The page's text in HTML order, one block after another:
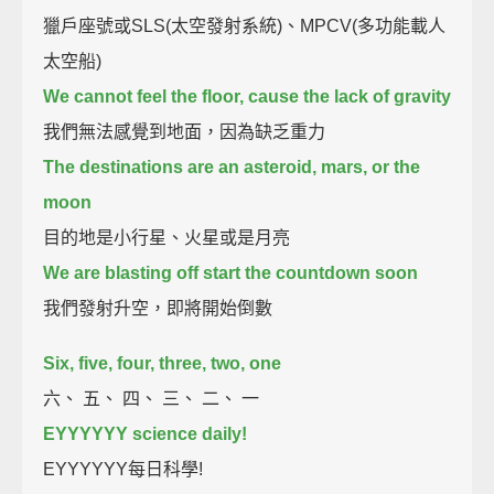
獵戶座號或SLS(太空發射系統)、MPCV(多功能載人
太空船)
We cannot feel the floor, cause the lack of gravity
我們無法感覺到地面，因為缺乏重力
The destinations are an asteroid, mars, or the
moon
目的地是小行星、火星或是月亮
We are blasting off start the countdown soon
我們發射升空，即將開始倒數
Six, five, four, three, two, one
六、 五、 四、 三、 二、 一
EYYYYYY science daily!
EYYYYYY每日科學!